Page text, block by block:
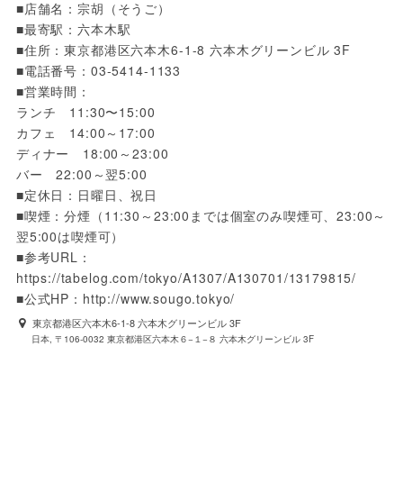
■店舗名：宗胡（そうご）
■最寄駅：六本木駅
■住所：東京都港区六本木6-1-8 六本木グリーンビル 3F
■電話番号：03-5414-1133
■営業時間：
ランチ　11:30〜15:00
カフェ　14:00～17:00
ディナー　18:00～23:00
バー　22:00～翌5:00
■定休日：日曜日、祝日
■喫煙：分煙（11:30～23:00までは個室のみ喫煙可、23:00～
翌5:00は喫煙可）
■参考URL：
https://tabelog.com/tokyo/A1307/A130701/13179815/
■公式HP：http://www.sougo.tokyo/
東京都港区六本木6-1-8 六本木グリーンビル 3F
日本, 〒106-0032 東京都港区六本木６−１−８ 六本木グリーンビル 3F